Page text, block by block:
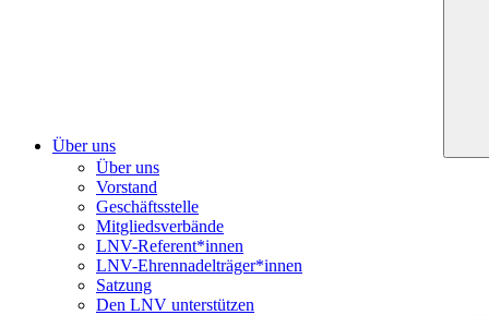
Über uns
Über uns
Vorstand
Geschäftsstelle
Mitgliedsverbände
LNV-Referent*innen
LNV-Ehrennadelträger*innen
Satzung
Den LNV unterstützen